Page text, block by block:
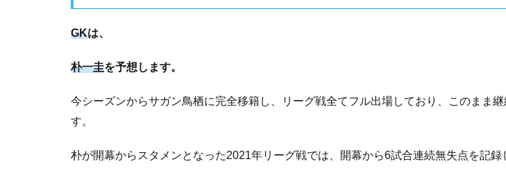
GKは、
朴一圭を予想します。
今シーズンからサガン鳥栖に完全移籍し、リーグ戦全てフル出場しており、このまま継
す。
朴が開幕からスタメンとなった2021年リーグ戦では、開幕から6試合連続無失点を記録